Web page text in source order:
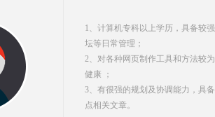
1、计算机专科以上学历，具备较
坛等日常管理；
2、对各种网页制作工具和方法较
健康 ；
3、有很强的规划及协调能力，具
点相关文章。